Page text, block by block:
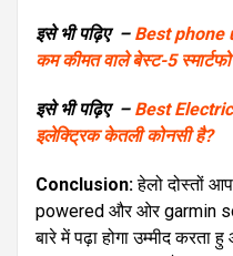
इसे भी पढ़िए – Best phone
कम कीमत वाले बेस्ट-5
इसे भी पढ़िए – Best
इलेक्ट्रिक केतली कोनसी है?
Conclusion:हेलो दोस्तों
powered और ओर garmin
बारे में पढ़ा होगा उम्मीद